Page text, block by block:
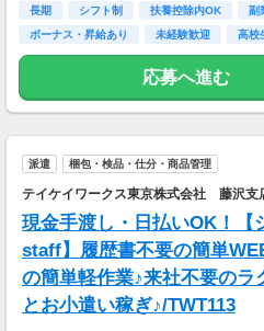
◆子育てと両立！主婦(夫)さん
(( 9:00〜14:00 ))
⇒月収125,000円
◆がっつり働く！フリーターさん
日
⇒月収206,260円
上記は一例です☆
「これくらい稼ぎたい」に
合わせて調整もできるのでお気軽に
さい！
長期 シフト制 扶養控除内OK 副
ボーナス・昇給あり
未経験歓迎 高校
応募へ進む
派遣 梱包・検品・仕分・商品管理
テイケイワークス東京株式会社 藤沢支
現金手渡し・日払いOK！【
staff】履歴書不要の簡単
の簡単軽作業♪来社不要の
とお小遣い稼ぎ♪/TWT113